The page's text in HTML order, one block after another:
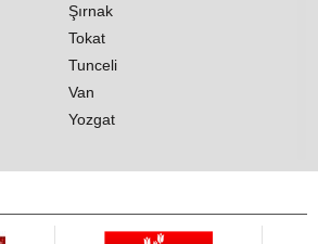
Şırnak
Tokat
Tunceli
Van
Yozgat